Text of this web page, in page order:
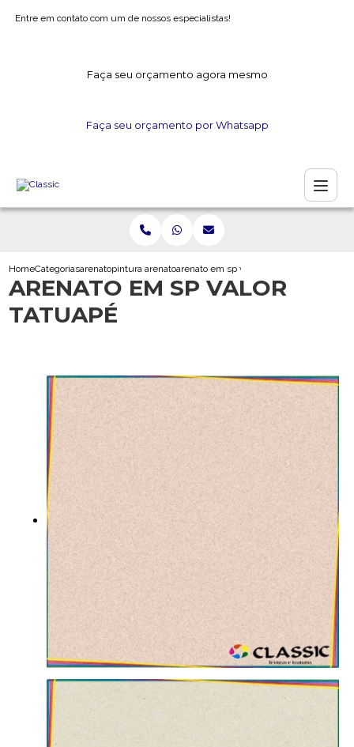
Entre em contato com um de nossos especialistas!
Faça seu orçamento agora mesmo
Faça seu orçamento por Whatsapp
HomeCategoriasarenatopintura arenatoarenato em sp valor tatuape
ARENATO EM SP VALOR
TATUAPÉ